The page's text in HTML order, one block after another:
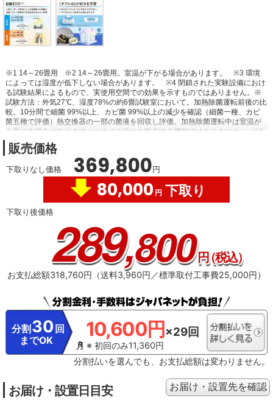
※1 14～26畳用 ※2 14～26畳用。室温が下がる場合があります。
※3 環境
によっては湿度が低下しない場合があります。
※4 閉鎖された実験設備におけ
る試験結果によるもので、実使用空間での効果を示すものではありません。※
試験方法：外気27℃、湿度78%の約6畳試験室において。加熱除菌運転前後の比
較。10分間で細菌 99%以上、カビ菌 99%以上の減少を確認（細菌一種、カビ
菌五種で評価）熱交換器の一部の菌液を回収し評価。加熱除菌運転中は室温が
上昇する場合があります。ニオイや汚れを除去する機能ではありません。
※5
特許第6399181号。
があります。動作環境によって効果が低下する場合があります。微細なホコリ
の多い環境や油が付着した場合、タバコのヤニ汚れが気になる際は、1シーズン
から1年に1回を目安にお客様ご自身でのお手入れをおすすめします。
された実験設備における試験結果によるもので、実使用空間での効果を示すも
のではありません。
※8 試験条件：25㎥密閉空間内にカビ菌1種を浮遊させ空
清運転。経時的に空間内の浮遊カビ菌を捕集しカビ数を測定。結果：63分で
99％減少
※9 試験条件：25㎥密閉空間内に細菌1種を浮遊させ空清運転。経時
JEM1467による。風量設定：強風。タバコの有害物質は除去不可。
畳試験室、外気温7℃、設定温度20℃、風量自動、風向暖房標準、暖房運転安定
時、1時間あたり自動ECO機能ON時135WhとOFF時170Whとの比較。外気温
35℃、設定温度27℃、風量自動、風向水平、冷房運転安定時、1時間あたり自動
ECO機能ON時180WhとOFF時230Whとの比較。お客様ご自身で設定いただく
必要があります。
※12 気象データ等を取得するためにはモバイルアプリ「ノ
販売価格
下取りなし価格 369,800円
80,000 円 下取り
下取り後価格289,800円（税込）
お支払総額318,760円（送料3,960円／標準取付工事費25,000円）
分割 30 回
までOK
10,600円 ×29回
※ 初回のみ11,360円
分割払いを選んでも、お支払総額は変わりません。
お届け・設置日目安
お届け・設置先を確認